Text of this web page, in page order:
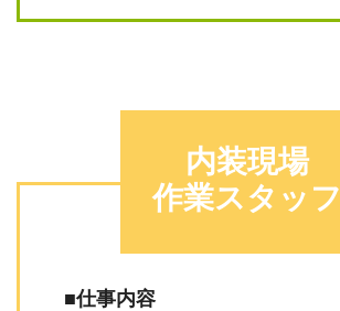
内装現場
作業スタッフ
■仕事内容